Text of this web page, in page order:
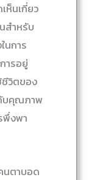
ห็นเกี่ยว
สำหรับ
นการ
ารอยู่
ชีวิตของ
บคุณภาพ
พึ่งพา
นตาบอด